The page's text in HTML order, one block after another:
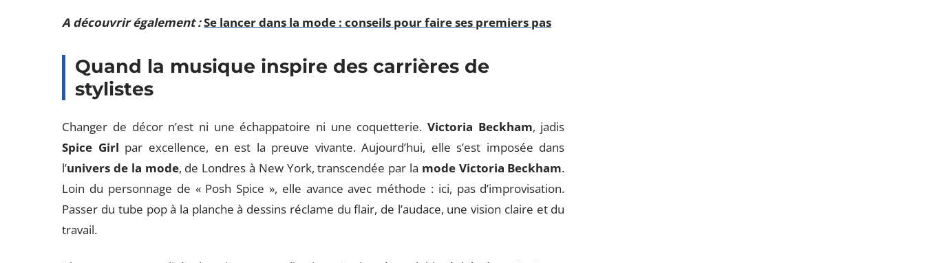
A découvrir également :Se lancer dans la mode : conseils pour faire ses premiers pas
Quand la musique inspire des carrières de
stylistes
Changer de décor n’est ni une échappatoire ni une coquetterie.Victoria Beckham, jadis
Spice Girl par excellence, en est la preuve vivante. Aujourd’hui, elle s’est imposée dans
l’univers de la mode, de Londres à New York, transcendée par la mode Victoria Beckham.
Loin du personnage de « Posh Spice », elle avance avec méthode : ici, pas d’improvisation.
Passer du tube pop à la planche à dessins réclame du flair, de l’audace, une vision claire et du
travail.